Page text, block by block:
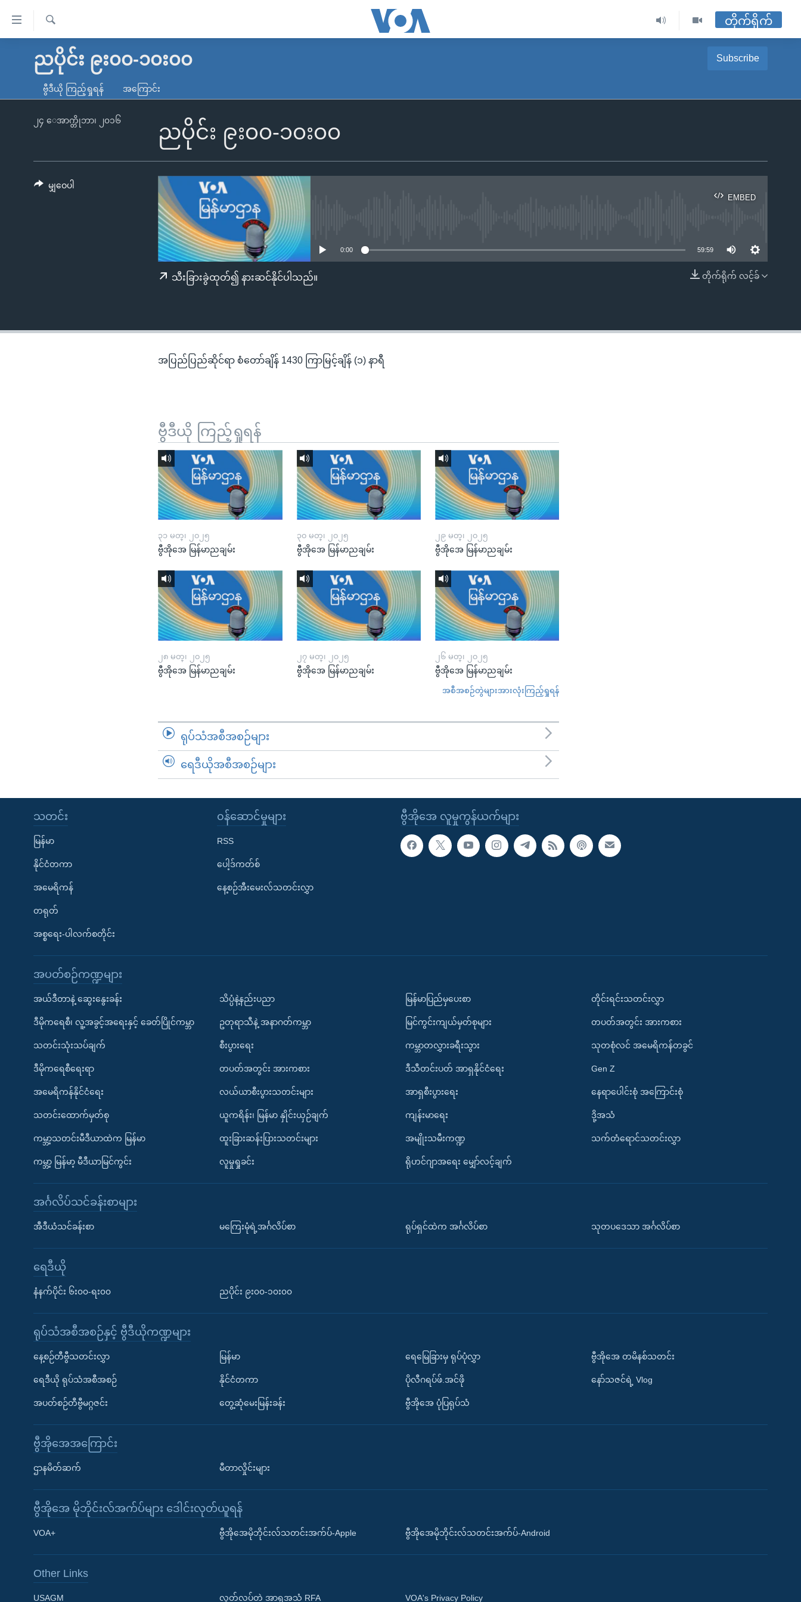
လွယ်ကူ
သည့်
ကျော်
မူလစာမျက်နှာ
ကမ္ဘာ့သတင်းများ
နိုင်ငံတကာ
တရုတ်
အစ္စရေး-ပါလက်စတိုင်း
ရပ်ဝန်းတခု လမ်းတခု အလွန်
အင်္ဂလိပ်စာလေ့လာမယ်
Learning English
ရ
လာ
တိုက်ရိုက်
ညပိုင်း ၉း၀၀-၁၀း၀၀ Subscribe
Spotify
ဗွီဒီယို ကြည့်ရှုရန် အကြောင်း
ညပိုင်း ၉း၀၀-၁၀း၀၀
၂၄ ေအာက္တိုဘာ၊ ၂၀၁၆
EMBED
EMBED
0:00 59:59
တိုက်ရိုက် လင့်ခ်
သီးခြားခွဲထုတ်၍ နားဆင်နိုင်ပါသည်။
မျှဝေပါ
အပြည်ပြည်ဆိုင်ရာ စံတော်ချိန် 1430 ကြာမြင့်ချိန် (၁) နာရီ
ဗွီဒီယို ကြည့်ရှုရန်
၃၁ မတ္၊ ၂၀၂၅
ဗွီအိုအေ မြန်မာညချမ်း
၃၀ မတ္၊ ၂၀၂၅
ဗွီအိုအေ မြန်မာညချမ်း
၂၉ မတ္၊ ၂၀၂၅
ဗွီအိုအေ မြန်မာညချမ်း
၂၈ မတ္၊ ၂၀၂၅
ဗွီအိုအေ မြန်မာညချမ်း
၂၇ မတ္၊ ၂၀၂၅
ဗွီအိုအေ မြန်မာညချမ်း
၂၆ မတ္၊ ၂၀၂၅
ဗွီအိုအေ မြန်မာညချမ်း
အစီအစဉ်တွဲများအားလုံးကြည့်ရှုရန်
ရုပ်သံအစီအစဉ်များ
ရေဒီယိုအစီအစဉ်များ
ဗွီအိုအေ လူမှုကွန်ယက်များ
သတင်း
မြန်မာ
နိုင်ငံတကာ
အမေရိကန်
တရုတ်
အစ္စရေး-ပါလက်စတိုင်း
၀န်ဆောင်မှုများ
RSS
ပေါ့ဒ်ကတ်စ်
နေ့စဉ်အီးမေးလ်သတင်းလွှာ
အပတ်စဉ်ကဏ္ဍများ
အယ်ဒီတာနဲ့ ဆွေးနွေးခန်း
ဒီမိုကရေစီ၊ လူ့အခွင့်အရေးနှင့် ခေတ်ပြိုင်ကမ္ဘာ
သတင်းသုံးသပ်ချက်
ဒီမိုကရေစီရေးရာ
အမေရိကန်နိုင်ငံရေး
သတင်းထောက်မှတ်စု
ကမ္ဘာ့သတင်းမီဒီယာထဲက မြန်မာ
ကမ္ဘာ့ မြန်မာ့ မီဒီယာမြင်ကွင်း
သိပ္ပံနဲ့နည်းပညာ
ဥတုရာသီနဲ့ အနာဂတ်ကမ္ဘာ
စီးပွားရေး
တပတ်အတွင်း အားကစား
လယ်ယာစီးပွားသတင်းများ
ယူကရိန်း၊ မြန်မာ နှိုင်းယှဉ်ချက်
ထူးခြားဆန်းပြားသတင်းများ
လူမှုရှုခင်း
မြန်မာပြည်မှပေးစာ
မြင်ကွင်းကျယ်မှတ်စုများ
ကမ္ဘာတလွှားခရီးသွား
ဒီသီတင်းပတ် အာရှနိုင်ငံရေး
အာရှစီးပွားရေး
ကျန်းမာရေး
အမျိုးသမီးကဏ္ဍ
ရိုဟင်ဂျာအရေး မျှော်လင့်ချက်
တိုင်းရင်းသတင်းလွှာ
တပတ်အတွင်း အားကစား
သုတစုံလင် အမေရိကန်တခွင်
Gen Z
နေရာပေါင်းစုံ အကြောင်းစုံ
ဒို့အသံ
သက်တံရောင်သတင်းလွှာ
အင်္ဂလိပ်သင်ခန်းစာများ
အီဒီယံသင်ခန်းစာ မကြေးမုံရဲ့အင်္ဂလိပ်စာ ရုပ်ရှင်ထဲက အင်္ဂလိပ်စာ သုတပဒေသာ အင်္ဂလိပ်စာ
ရေဒီယို
နံနက်ပိုင်း ၆း၀၀-ရး၀၀ ညပိုင်း ၉း၀၀-၁၀း၀၀
ရုပ်သံအစီအစဉ်နှင့် ဗွီဒီယိုကဏ္ဍများ
နေ့စဉ်တီဗွီသတင်းလွှာ
ရေဒီယို ရုပ်သံအစီအစဉ်
အပတ်စဉ်တီဗွီမဂ္ဂဇင်း
မြန်မာ
နိုင်ငံတကာ
တွေ့ဆုံမေးမြန်းခန်း
ရေမြေခြားမှ ရုပ်ပုံလွှာ
ပိုလီဂရပ်ဖ်.အင်ဖို
ဗွီအိုအေ ပုံပြရုပ်သံ
ဗွီအိုအေ တမိနစ်သတင်း
နော်သဇင်ရဲ့ Vlog
ဗွီအိုအေအကြောင်း
ဌာနမိတ်ဆက် မီတာလှိုင်းများ
ဗွီအိုအေ မိုဘိုင်းလ်အက်ပ်များ ဒေါင်းလုတ်ယူရန်
VOA+ ဗွီအိုအေမိုဘိုင်းလ်သတင်းအက်ပ်-Apple ဗွီအိုအေမိုဘိုင်းလ်သတင်းအက်ပ်-Android
Other Links
USAGM လွတ်လပ်တဲ့ အာရှအသံ RFA VOA's Privacy Policy